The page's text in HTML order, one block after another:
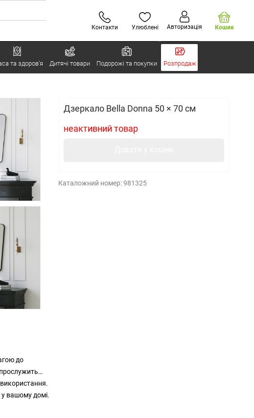
Контакти Улюблені Авторизація Кошик
та здоров’я Дитячі товари Подорожі та покупки Розпродаж
Дзеркало Bella Donna 50 × 70 см
неактивний товар
Каталожний номер:981325
до
у вашому домі.